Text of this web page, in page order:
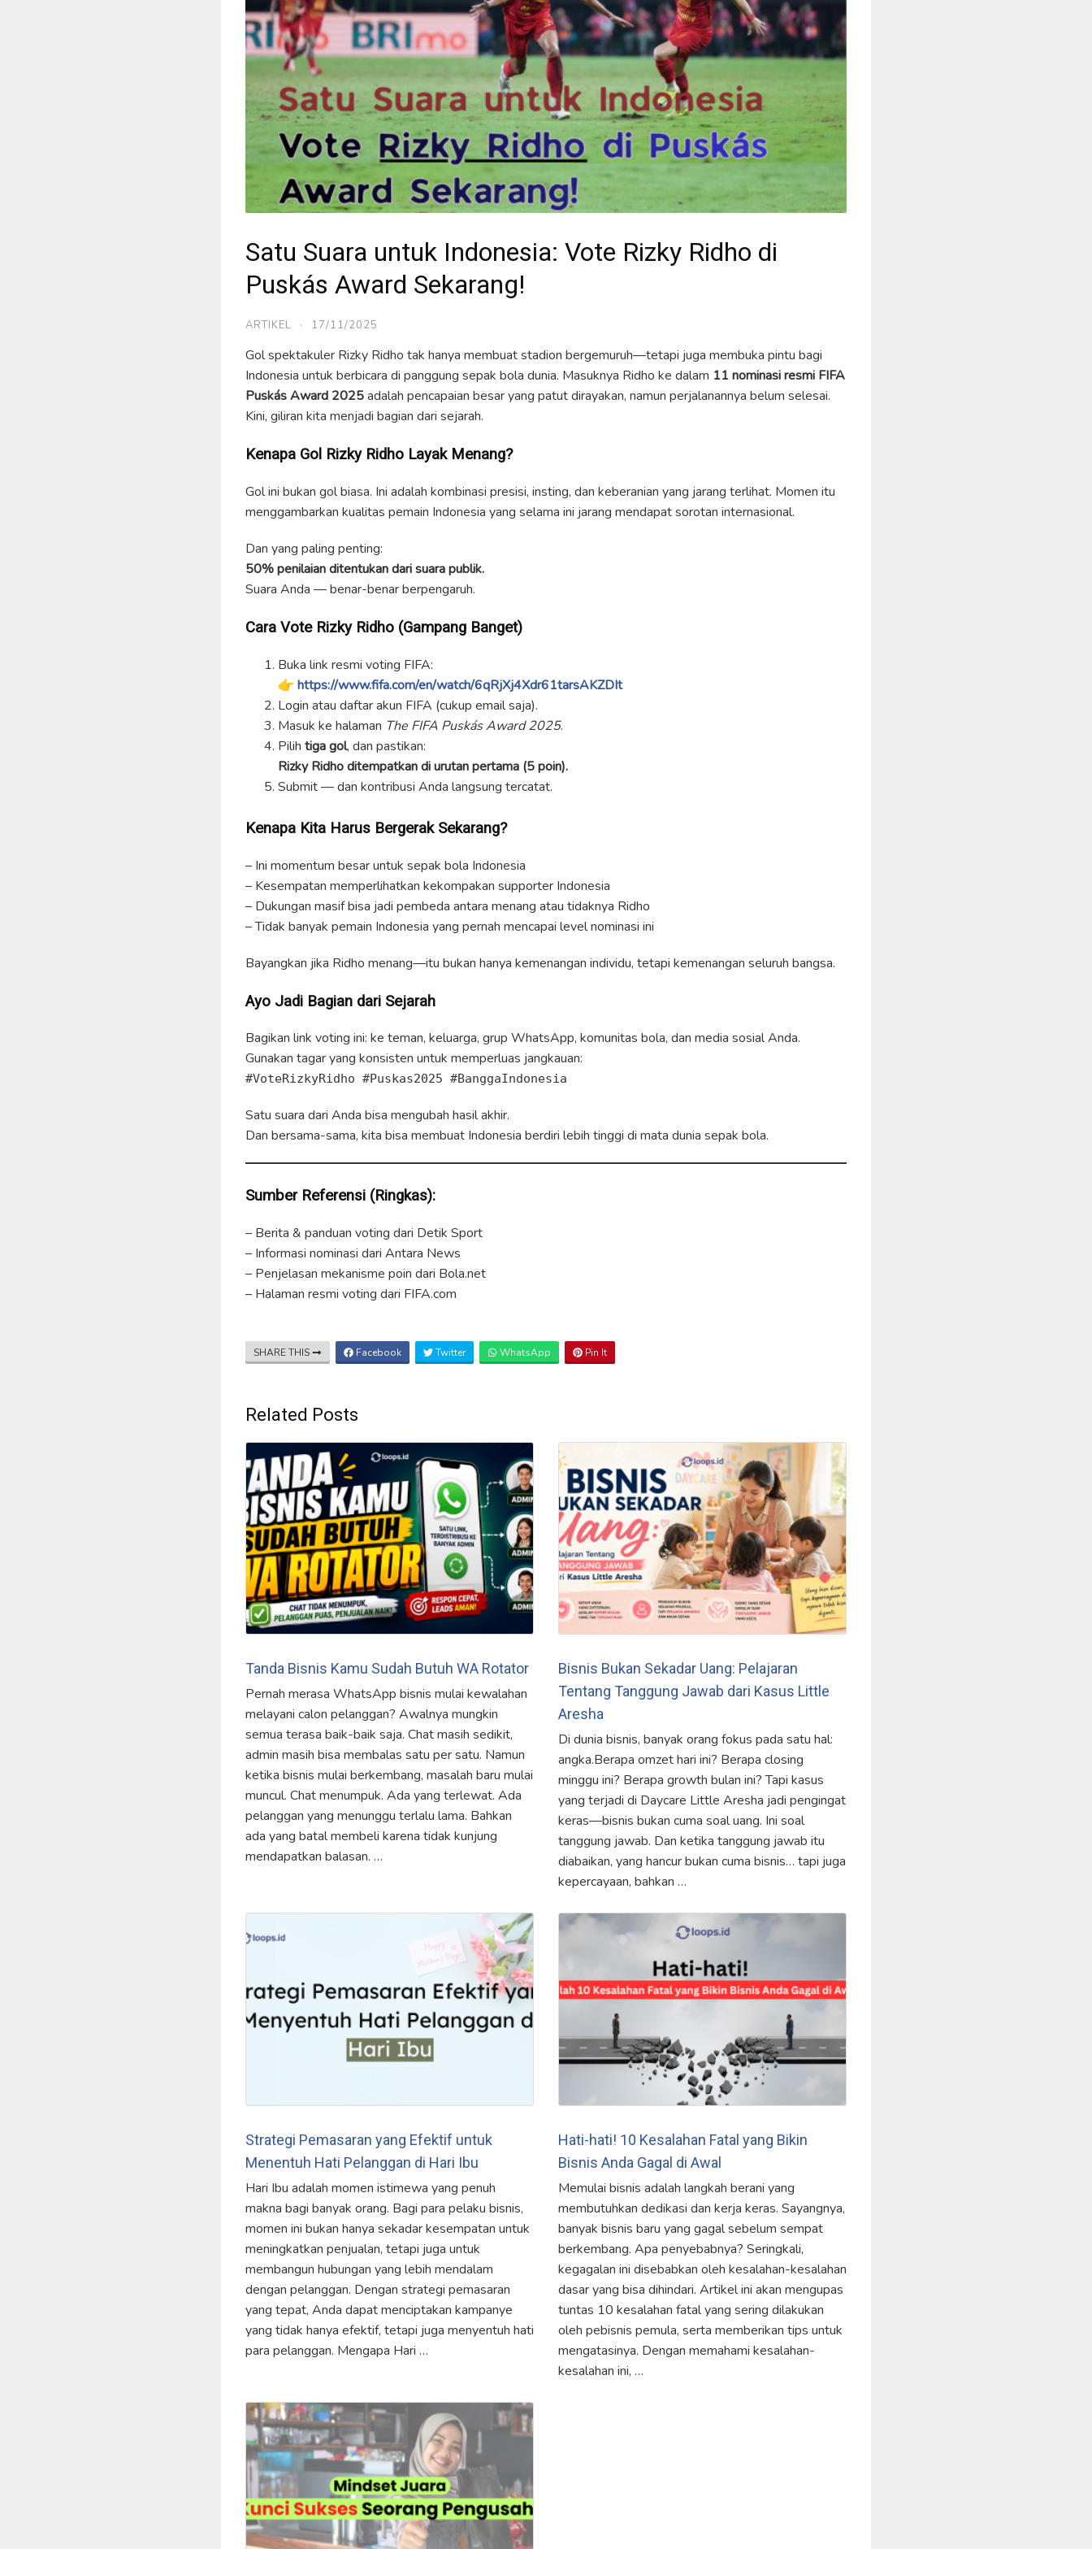
Satu Suara untuk Indonesia: Vote Rizky Ridho di
Puskás Award Sekarang!
ARTIKEL · 17/11/2025
Gol spektakuler Rizky Ridho tak hanya membuat stadion bergemuruh—tetapi juga membuka pintu bagi
Indonesia untuk berbicara di panggung sepak bola dunia. Masuknya Ridho ke dalam 11 nominasi resmi FIFA
Puskás Award 2025adalah pencapaian besar yang patut dirayakan, namun perjalanannya belum selesai.
Kini, giliran kita menjadi bagian dari sejarah.
Kenapa Gol Rizky Ridho Layak Menang?
Gol ini bukan gol biasa. Ini adalah kombinasi presisi, insting, dan keberanian yang jarang terlihat. Momen itu
menggambarkan kualitas pemain Indonesia yang selama ini jarang mendapat sorotan internasional.
Dan yang paling penting:
50% penilaian ditentukan dari suara publik.
Suara Anda — benar-benar berpengaruh.
Cara Vote Rizky Ridho (Gampang Banget)
Buka link resmi voting FIFA:
👉 https://www.fifa.com/en/watch/6qRjXj4Xdr61tarsAKZDIt
Login atau daftar akun FIFA (cukup email saja).
Masuk ke halaman The FIFA Puskás Award 2025.
Pilih tiga gol, dan pastikan:
Rizky Ridho ditempatkan di urutan pertama (5 poin).
Submit — dan kontribusi Anda langsung tercatat.
Kenapa Kita Harus Bergerak Sekarang?
– Ini momentum besar untuk sepak bola Indonesia
– Kesempatan memperlihatkan kekompakan supporter Indonesia
– Dukungan masif bisa jadi pembeda antara menang atau tidaknya Ridho
– Tidak banyak pemain Indonesia yang pernah mencapai level nominasi ini
Bayangkan jika Ridho menang—itu bukan hanya kemenangan individu, tetapi kemenangan seluruh bangsa.
Ayo Jadi Bagian dari Sejarah
Bagikan link voting ini: ke teman, keluarga, grup WhatsApp, komunitas bola, dan media sosial Anda.
Gunakan tagar yang konsisten untuk memperluas jangkauan:
#VoteRizkyRidho #Puskas2025 #BanggaIndonesia
Satu suara dari Anda bisa mengubah hasil akhir.
Dan bersama-sama, kita bisa membuat Indonesia berdiri lebih tinggi di mata dunia sepak bola.
Sumber Referensi (Ringkas):
– Berita & panduan voting dari Detik Sport
– Informasi nominasi dari Antara News
– Penjelasan mekanisme poin dari Bola.net
– Halaman resmi voting dari FIFA.com
SHARE THIS Facebook Twitter WhatsApp Pin It
Related Posts
Tanda Bisnis Kamu Sudah Butuh WA Rotator
Pernah merasa WhatsApp bisnis mulai kewalahan
melayani calon pelanggan? Awalnya mungkin
semua terasa baik-baik saja. Chat masih sedikit,
admin masih bisa membalas satu per satu. Namun
ketika bisnis mulai berkembang, masalah baru mulai
muncul. Chat menumpuk. Ada yang terlewat. Ada
pelanggan yang menunggu terlalu lama. Bahkan
ada yang batal membeli karena tidak kunjung
mendapatkan balasan. …
Bisnis Bukan Sekadar Uang: Pelajaran
Tentang Tanggung Jawab dari Kasus Little
Aresha
Di dunia bisnis, banyak orang fokus pada satu hal:
angka.Berapa omzet hari ini? Berapa closing
minggu ini? Berapa growth bulan ini? Tapi kasus
yang terjadi di Daycare Little Aresha jadi pengingat
keras—bisnis bukan cuma soal uang. Ini soal
tanggung jawab. Dan ketika tanggung jawab itu
diabaikan, yang hancur bukan cuma bisnis… tapi juga
kepercayaan, bahkan …
Strategi Pemasaran yang Efektif untuk
Menentuh Hati Pelanggan di Hari Ibu
Hari Ibu adalah momen istimewa yang penuh
makna bagi banyak orang. Bagi para pelaku bisnis,
momen ini bukan hanya sekadar kesempatan untuk
meningkatkan penjualan, tetapi juga untuk
membangun hubungan yang lebih mendalam
dengan pelanggan. Dengan strategi pemasaran
yang tepat, Anda dapat menciptakan kampanye
yang tidak hanya efektif, tetapi juga menyentuh hati
para pelanggan. Mengapa Hari …
Hati-hati! 10 Kesalahan Fatal yang Bikin
Bisnis Anda Gagal di Awal
Memulai bisnis adalah langkah berani yang
membutuhkan dedikasi dan kerja keras. Sayangnya,
banyak bisnis baru yang gagal sebelum sempat
berkembang. Apa penyebabnya? Seringkali,
kegagalan ini disebabkan oleh kesalahan-kesalahan
dasar yang bisa dihindari. Artikel ini akan mengupas
tuntas 10 kesalahan fatal yang sering dilakukan
oleh pebisnis pemula, serta memberikan tips untuk
mengatasinya. Dengan memahami kesalahan-
kesalahan ini, …